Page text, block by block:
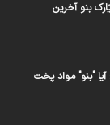
بنو آخرین
"بنو" مواد پخت